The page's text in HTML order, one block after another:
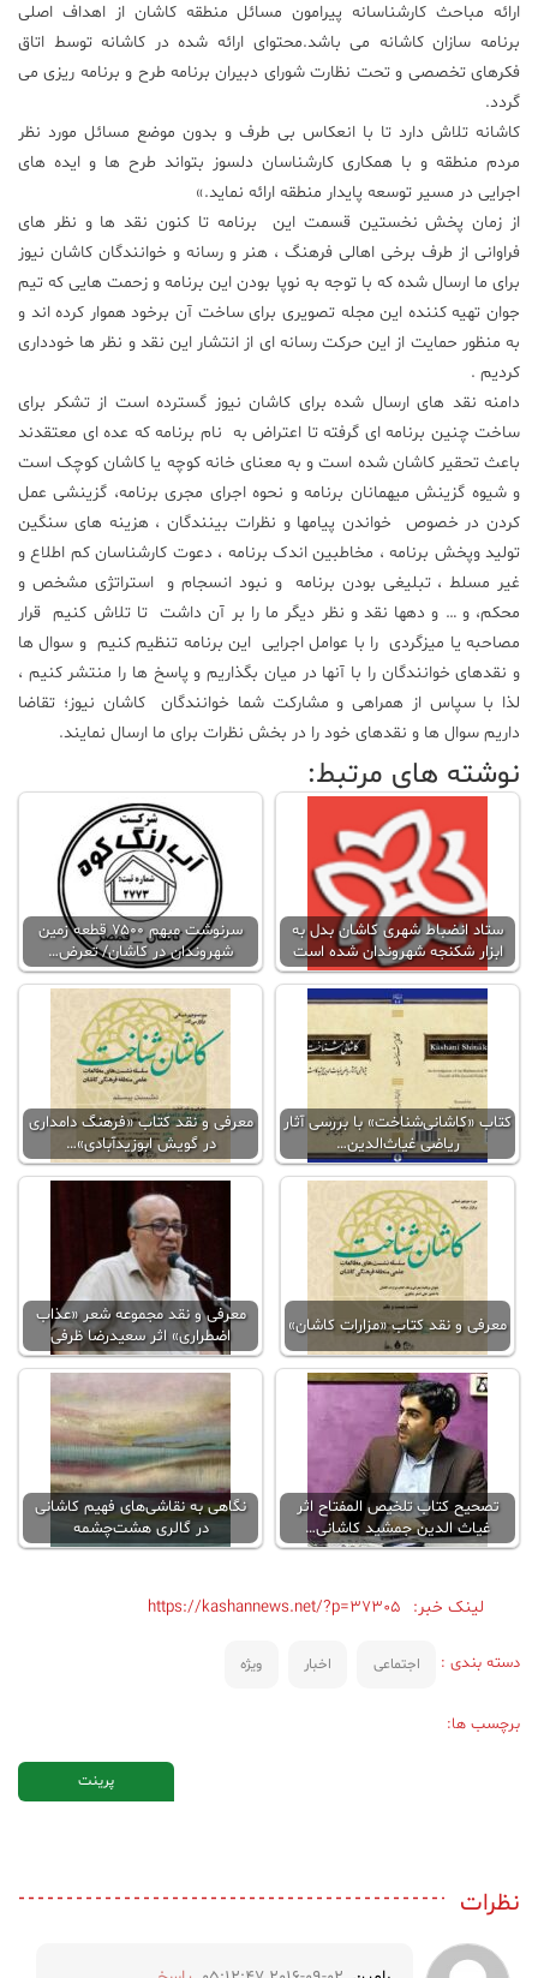
ارائه مباحث کارشناسانه پیرامون مسائل منطقه کاشان از اهداف اصلی
برنامه سازان کاشانه می باشد.محتوای ارائه شده در کاشانه توسط اتاق
فکرهای تخصصی و تحت نظارت شورای دبیران برنامه طرح و برنامه ریزی می
گردد.
کاشانه تلاش دارد تا با انعکاس بی طرف و بدون موضع مسائل مورد نظر
مردم منطقه و با همکاری کارشناسان دلسوز بتواند طرح ها و ایده های
اجرایی در مسیر توسعه پایدار منطقه ارائه نماید.»
از زمان پخش نخستین قسمت این برنامه تا کنون نقد ها و نظر های
فراوانی از طرف برخی اهالی فرهنگ ، هنر و رسانه و خوانندگان کاشان نیوز
برای ما ارسال شده که با توجه به نوپا بودن این برنامه و زحمت هایی که تیم
جوان تهیه کننده این مجله تصویری برای ساخت آن برخود هموار کرده اند و
به منظور حمایت از این حرکت رسانه ای از انتشار این نقد و نظر ها خودداری
کردیم .
دامنه نقد های ارسال شده برای کاشان نیوز گسترده است از تشکر برای
ساخت چنین برنامه ای گرفته تا اعتراض به نام برنامه که عده ای معتقدند
باعث تحقیر کاشان شده است و به معنای خانه کوچه یا کاشان کوچک است
و شیوه گزینش میهمانان برنامه و نحوه اجرای مجری برنامه، گزینشی عمل
کردن در خصوص خواندن پیامها و نظرات بینندگان ، هزینه های سنگین
تولید وپخش برنامه ، مخاطبین اندک برنامه ، دعوت کارشناسان کم اطلاع و
غیر مسلط ، تبلیغی بودن برنامه و نبود انسجام و استراتژی مشخص و
محکم، و … و دهها نقد و نظر دیگر ما را بر آن داشت تا تلاش کنیم قرار
مصاحبه یا میزگردی را با عوامل اجرایی این برنامه تنظیم کنیم و سوال ها
و نقدهای خوانندگان را با آنها در میان بگذاریم و پاسخ ها را منتشر کنیم ،
لذا با سپاس از همراهی و مشارکت شما خوانندگان کاشان نیوز؛ تقاضا
داریم سوال ها و نقدهای خود را در بخش نظرات برای ما ارسال نمایند.
نوشته های مرتبط:
ستاد انضباط شهری کاشان بدل به
ابزار شکنجه شهروندان شده است
سرنوشت مبهم ۷۵۰۰ قطعه زمین
شهروندان در کاشان/ تعرض…
کتاب «کاشانی‌شناخت» با بررسی آثار
ریاضی غیاث‌الدین…
معرفی و نقد کتاب «فرهنگ دامداری
در گویش ابوزیدآبادی»…
معرفی و نقد کتاب «مزارات کاشان»
معرفی و نقد مجموعه شعر «عذاب
اضطراری» اثر سعیدرضا ظرفی
تصحیح کتاب تلخیص المفتاح اثر
غیاث الدین جمشید کاشانی…
نگاهی به نقاشی‌های فهیم کاشانی
در گالری هشت‌چشمه
لینک خبر: https://kashannews.net/?p=37305
دسته بندی : اجتماعی اخبار ویژه
برچسب ها:
پرینت
نظرات